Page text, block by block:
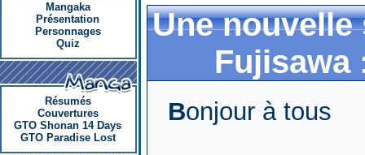
Mangaka
Présentation
Personnages
Quiz
Résumés
Couvertures
GTO Shonan 14 Days
GTO Paradise Lost
Une nouvelle
Fujisawa
Bonjour à tous